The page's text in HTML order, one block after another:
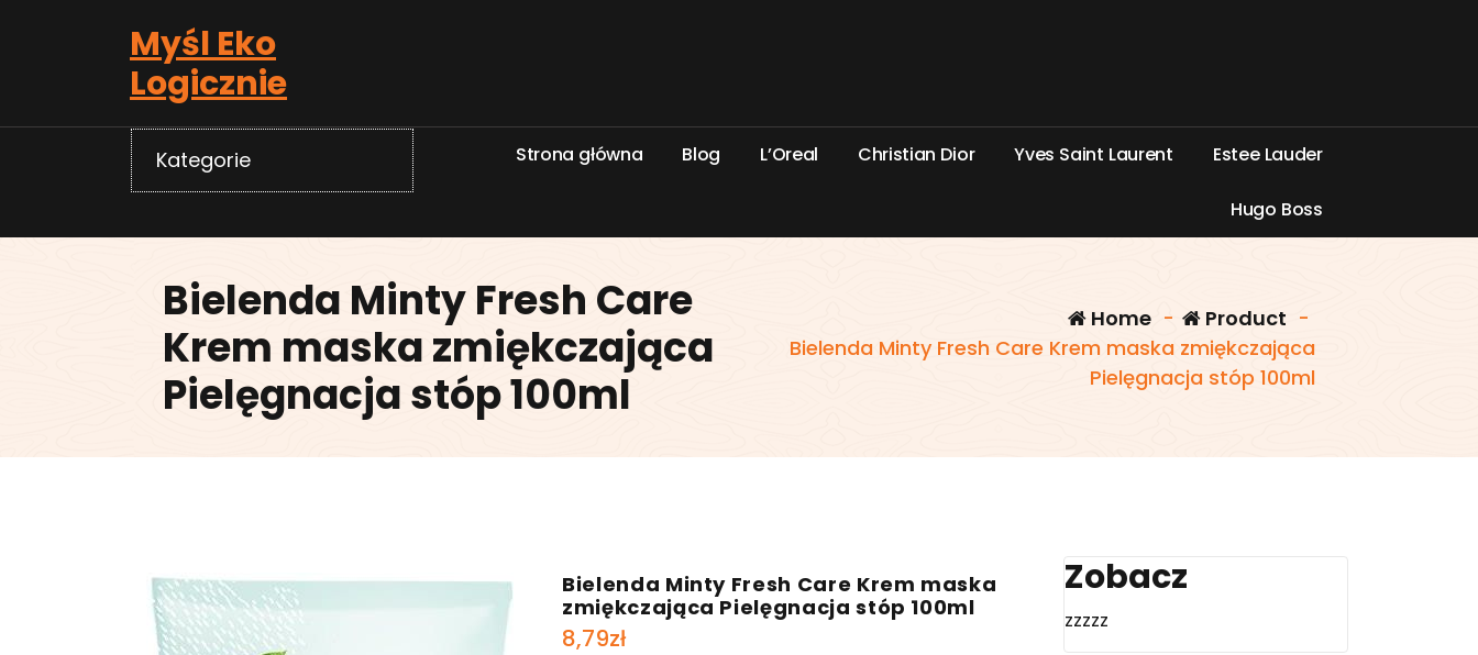
Myśl Eko
Logicznie
Kategorie Strona główna Blog L’Oreal Christian Dior Yves Saint Laurent Estee Lauder
Hugo Boss
Bielenda Minty Fresh Care
Krem maska zmiękczająca
Pielęgnacja stóp 100ml
Home - Product -
Bielenda Minty Fresh Care Krem maska zmiękczająca
Pielęgnacja stóp 100ml
Bielenda Minty Fresh Care Krem maska
zmiękczająca Pielęgnacja stóp 100ml
8,79zł
Zobacz
zzzzz